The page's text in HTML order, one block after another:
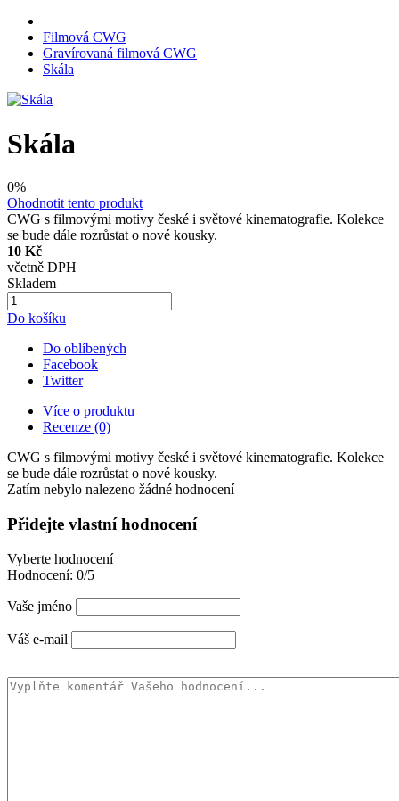
Filmová CWG
Gravírovaná filmová CWG
Skála
Skála
0%
Ohodnotit tento produkt
CWG s filmovými motivy české i světové kinematografie. Kolekce
se bude dále rozrůstat o nové kousky.
10 Kč
včetně DPH
Skladem
Do košíku
Do oblíbených
Facebook
Twitter
Více o produktu
Recenze (0)
CWG s filmovými motivy české i světové kinematografie. Kolekce
se bude dále rozrůstat o nové kousky.
Zatím nebylo nalezeno žádné hodnocení
Přidejte vlastní hodnocení
Vyberte hodnocení
Hodnocení: 0/5
Vaše jméno
Váš e-mail